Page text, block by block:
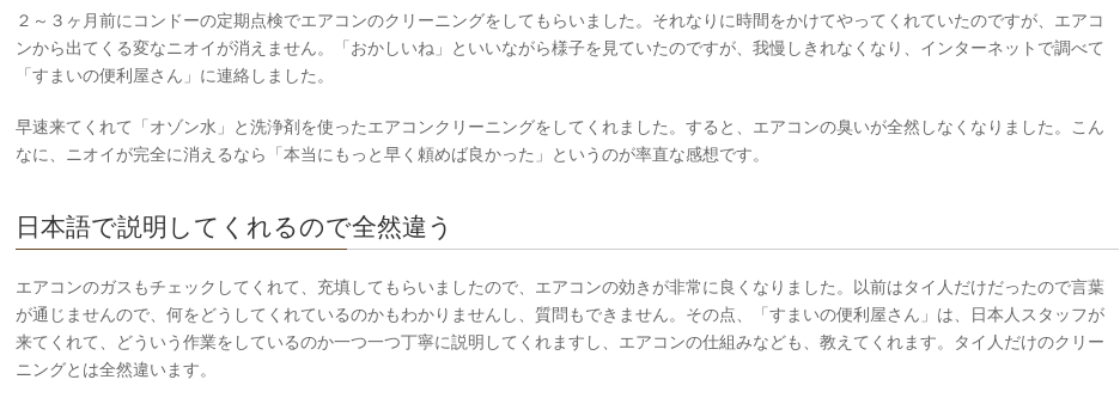
２～３ヶ月前にコンドーの定期点検でエアコンのクリーニングをしてもらいました。それなりに時間をかけてやってくれていたのですが、エアコ
ンから出てくる変なニオイが消えません。「おかしいね」といいながら様子を見ていたのですが、我慢しきれなくなり、インターネットで調べて
「すまいの便利屋さん」に連絡しました。
早速来てくれて「オゾン水」と洗浄剤を使ったエアコンクリーニングをしてくれました。すると、エアコンの臭いが全然しなくなりました。こん
なに、ニオイが完全に消えるなら「本当にもっと早く頼めば良かった」というのが率直な感想です。
日本語で説明してくれるので全然違う
エアコンのガスもチェックしてくれて、充填してもらいましたので、エアコンの効きが非常に良くなりました。以前はタイ人だけだったので言葉
が通じませんので、何をどうしてくれているのかもわかりませんし、質問もできません。その点、「すまいの便利屋さん」は、日本人スタッフが
来てくれて、どういう作業をしているのか一つ一つ丁寧に説明してくれますし、エアコンの仕組みなども、教えてくれます。タイ人だけのクリー
ニングとは全然違います。